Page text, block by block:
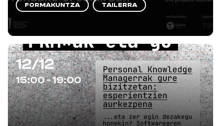
FORMAKUNTZA TAILERRA
12/12
15:00 - 19:00